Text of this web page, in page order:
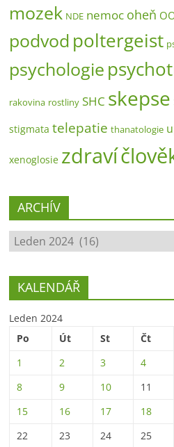
mozek NDE nemoc oheň
podvod poltergeist
psychologie
rakovina rostliny SHC skepse
stigmata telepatie thanatologie
xenoglosie zdraví
ARCHÍV
ARCHÍV
KALENDÁŘ
Leden 2024
Po
Út St Čt
1
2 3 4
8
9 10 11
15
16 17 18
22
23 24 25